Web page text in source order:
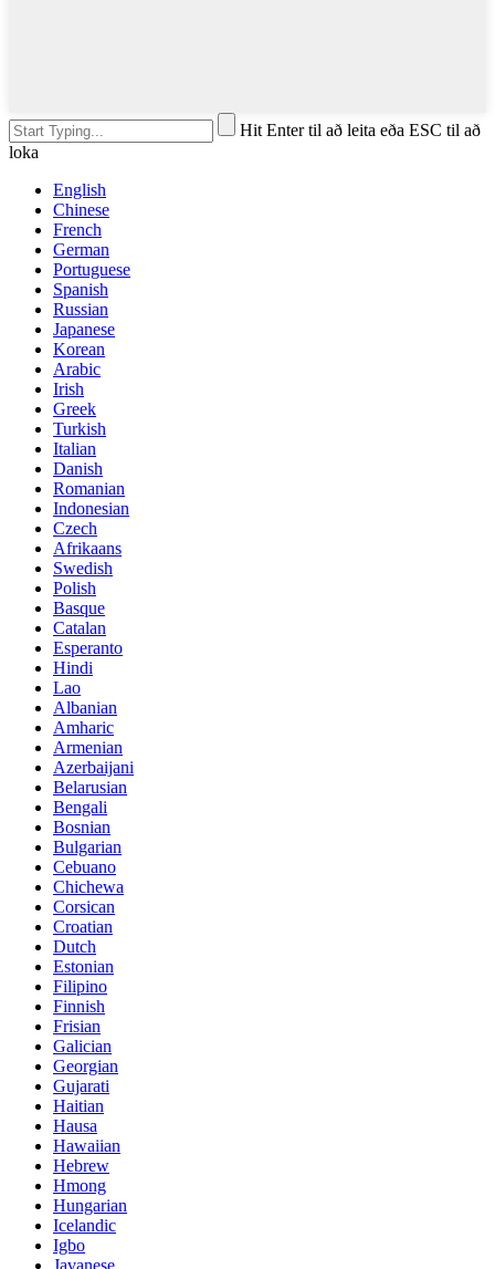
Hit Enter til að leita eða ESC til að
loka
English
Chinese
French
German
Portuguese
Spanish
Russian
Japanese
Korean
Arabic
Irish
Greek
Turkish
Italian
Danish
Romanian
Indonesian
Czech
Afrikaans
Swedish
Polish
Basque
Catalan
Esperanto
Hindi
Lao
Albanian
Amharic
Armenian
Azerbaijani
Belarusian
Bengali
Bosnian
Bulgarian
Cebuano
Chichewa
Corsican
Croatian
Dutch
Estonian
Filipino
Finnish
Frisian
Galician
Georgian
Gujarati
Haitian
Hausa
Hawaiian
Hebrew
Hmong
Hungarian
Icelandic
Igbo
Javanese